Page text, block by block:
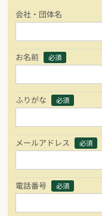
会社・団体名
お名前 必須
ふりがな 必須
メールアドレス 必須
電話番号 必須